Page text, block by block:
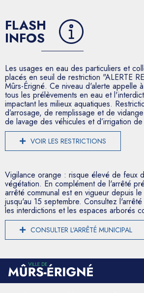
FLASH
INFOS
Les usages en eau des particuliers et
placés en seuil de restriction "ALERTE
Mûrs-Érigné. Ce niveau d'alerte appelle
tous les prélèvements en eau et
impactant les milieux aquatiques.
d’arrosage, de remplissage et de
de lavage des véhicules et d’irrigation
VOIR LES RESTRICTIONS
Vigilance orange : risque élevé de feux
végétation. En complément de l'arrêté
arrêté communal est en vigueur depuis
jusqu'au 15 septembre. Consultez
les interdictions et les espaces arborés
CONSULTER L'ARRÊTÉ MUNICIPAL